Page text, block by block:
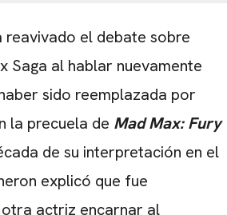
reavivado el debate sobre
Saga al hablar nuevamente
sido reemplazada por
la precuela de Mad Max: Fury
de su interpretación en el
explicó que fue
actriz encarnar al